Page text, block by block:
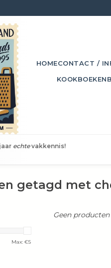
HOMECONTACT /
KOOKBOEKEN
echtevakkennis!
getagd met
Max: €5
Geen producten